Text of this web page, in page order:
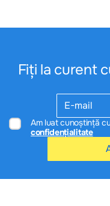
Fiți la curent
Am luat cunoștință
confidențialitate